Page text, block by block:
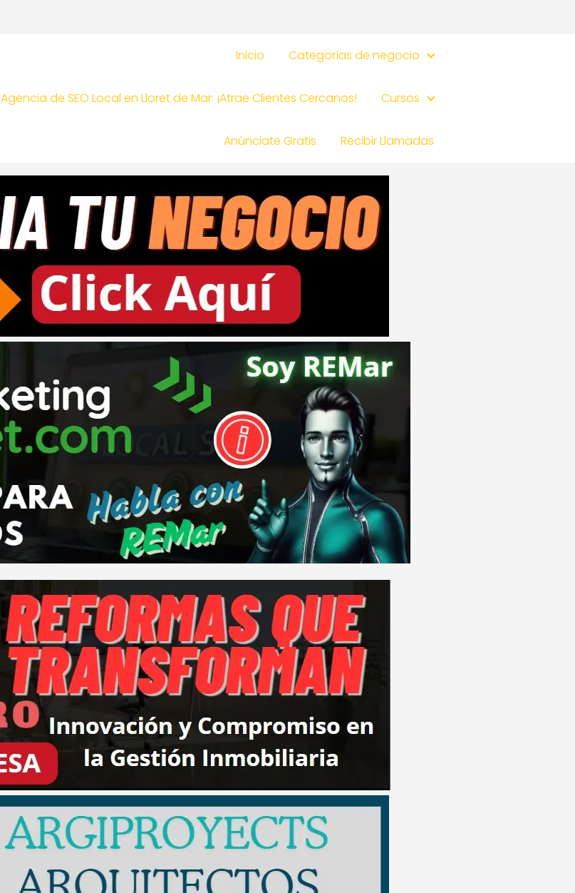
Inicio Categorías de negocio
Agencia de SEO Local en Lloret de Mar: ¡Atrae Clientes Cercanos! Cursos
Anúnciate Gratis Recibir Llamadas